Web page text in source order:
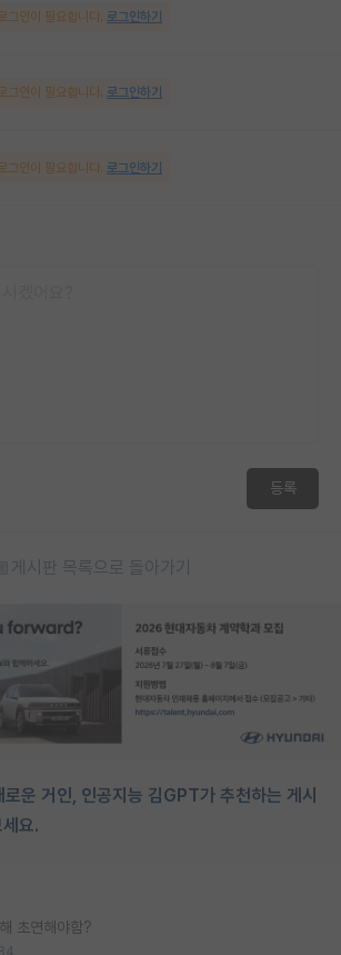
그인이 필요합니다. 로그인하기
그인이 필요합니다. 로그인하기
그인이 필요합니다. 로그인하기
등록
게시판 목록으로 돌아가기
로운 거인, 인공지능 김GPT가 추천하는 게시
요.
초연해야함?